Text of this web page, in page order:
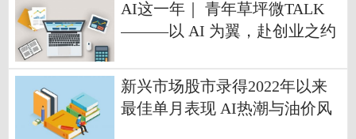
AI这一年｜ 青年草坪微TALK
———以 AI 为翼，赴创业之约
新兴市场股市录得2022年以来
最佳单月表现 AI热潮与油价风